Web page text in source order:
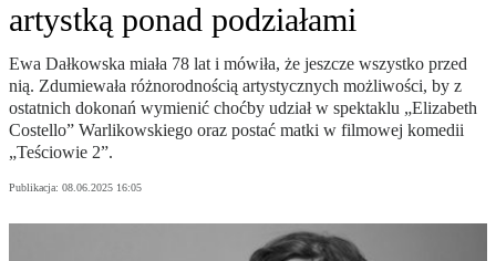
artystką ponad podziałami
Ewa Dałkowska miała 78 lat i mówiła, że jeszcze wszystko przed
nią. Zdumiewała różnorodnością artystycznych możliwości, by z
ostatnich dokonań wymienić choćby udział w spektaklu „Elizabeth
Costello” Warlikowskiego oraz postać matki w filmowej komedii
„Teściowie 2”.
Publikacja: 08.06.2025 16:05